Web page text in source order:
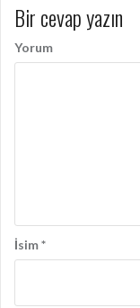
o
l
Bir cevap yazın
Yorum
İsim*